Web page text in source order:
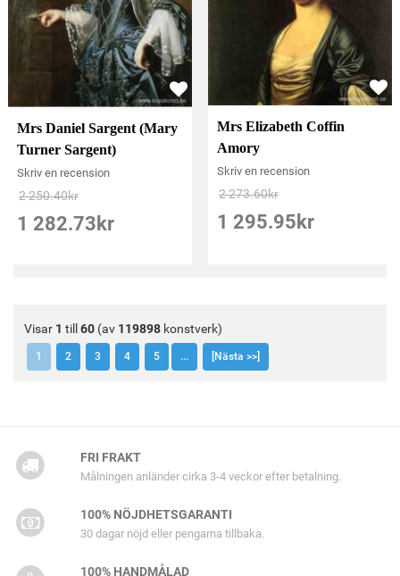
Mrs Daniel Sargent (Mary
Turner Sargent)
Skriv en recension
2 250.40kr
1 282.73 kr
Mrs Elizabeth Coffin
Amory
Skriv en recension
2 273.60kr
1 295.95 kr
Visar 1 till 60 (av 119898 konstverk)
1 2 3 4 5 ... [Nästa >>]
FRI FRAKT
Målningen anländer cirka 3-4 veckor efter betalning.
100% NÖJDHETSGARANTI
30 dagar nöjd eller pengarna tillbaka.
100% HANDMÅLAD